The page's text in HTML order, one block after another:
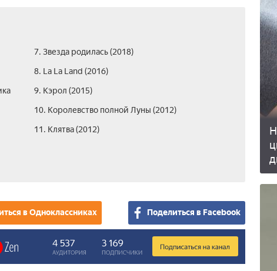
7. Звезда родилась (2018)
8. La La Land (2016)
9. Кэрол (2015)
10. Королевство полной Луны (2012)
11. Клятва (2012)
в Одноклассниках Поделиться в Facebook